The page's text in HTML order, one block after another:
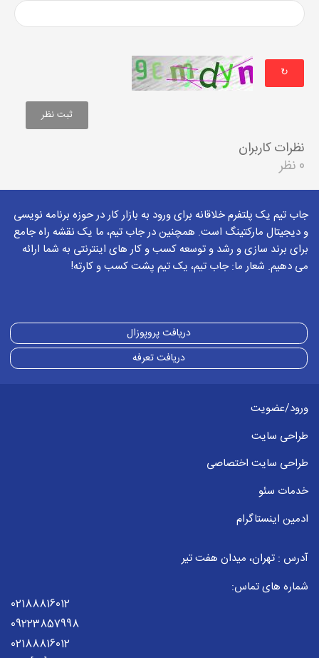
↻
نظرات کاربران
0 نظر
جاب تیم یک پلتفرم خلاقانه برای ورود به بازار کار در حوزه برنامه نویسی
و دیجیتال مارکتینگ است. همچنین در جاب تیم، ما یک نقشه راه جامع
برای برند سازی و رشد و توسعه کسب و کار های اینترنتی به شما ارائه
می دهیم. شعار ما: جاب تیم، یک تیم پشت کسب و کارته!
دریافت پروپوزال
دریافت تعرفه
ورود/عضویت
طراحی سایت
طراحی سایت اختصاصی
خدمات سئو
ادمین اینستاگرام
آدرس : تهران، میدان هفت تیر
شماره های تماس:
02188816012
09223857998
02188816012